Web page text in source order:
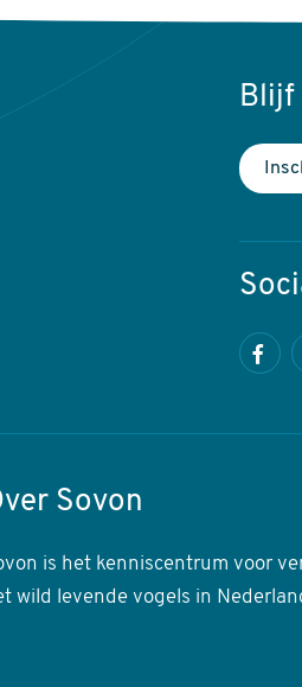
Blijf
Sovon
is het kenniscentrum voor
wild levende vogels in